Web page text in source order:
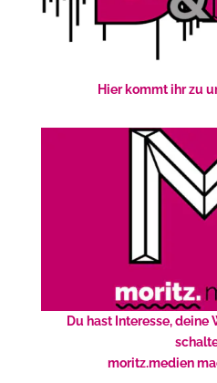
Hier kommt ihr zu
Du hast Interesse, deine
moritz.medien